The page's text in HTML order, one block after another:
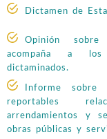
Dictamen de
Opinión
acompaña a los
dictaminados.
Informe
reportables
arrendamientos y
obras públicas y